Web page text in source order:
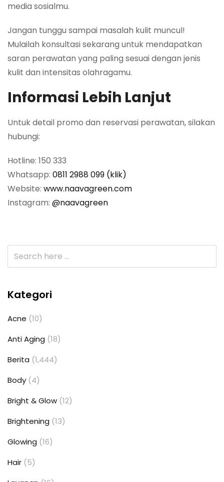
media sosialmu.
Jangan tunggu sampai masalah kulit muncul!
Mulailah konsultasi sekarang untuk mendapatkan
saran perawatan yang paling sesuai dengan jenis
kulit dan intensitas olahragamu.
Informasi Lebih Lanjut
Untuk detail promo dan reservasi perawatan, silakan
hubungi:
Hotline: 150 333
Whatsapp: 0811 2988 099 (klik)
Website: www.naavagreen.com
Instagram: @naavagreen
Kategori
Acne (10)
Anti Aging (18)
Berita (1,444)
Body (4)
Bright & Glow (12)
Brightening (13)
Glowing (16)
Hair (5)